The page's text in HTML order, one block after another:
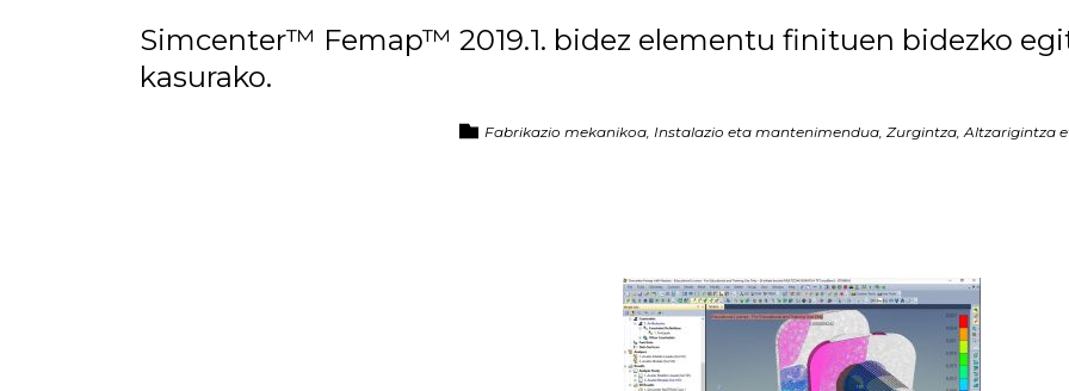
Simcenter™ Femap™ 2019.1. bidez elementu finituen bidezko
kasurako.
Fabrikazio mekanikoa, Instalazio eta mantenimendua, Zurgintza, Altzarigintza